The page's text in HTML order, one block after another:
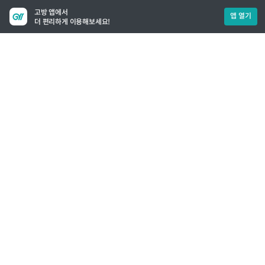
고방 앱에서
더 편리하게 이용해보세요!
앱 열기